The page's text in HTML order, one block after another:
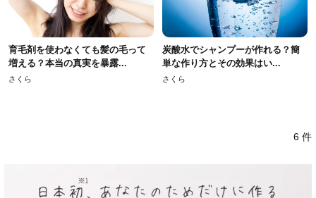
育毛剤を使わなくても髪の毛って
増える？本当の真実を暴露...
さくら
炭酸水でシャンプーが作れる？簡
単な作り方とその効果はい...
さくら
6 件